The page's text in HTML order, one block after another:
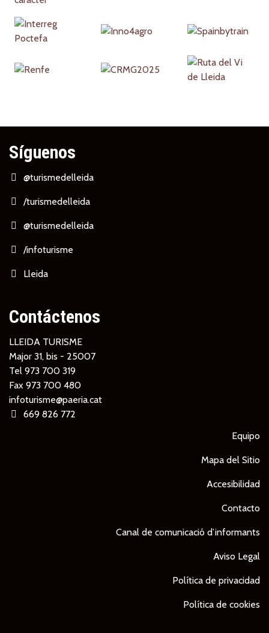
Síguenos
@turismedelleida
/turismedelleida
@turismedelleida
/infoturisme
Lleida
Contáctenos
LLEIDA TURISME
Major 31, bis - 25007
Tel 973 700 319
Fax 973 700 480
infoturisme@paeria.cat
669 826 772
Equipo
Mapa del Sitio
Accesibilidad
Contacto
Canal de comunicació d’informants
Aviso Legal
Política de privacidad
Política de cookies